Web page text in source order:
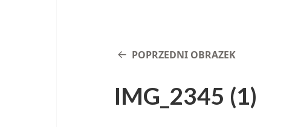
POPRZEDNI OBRAZEK
IMG_2345 (1)